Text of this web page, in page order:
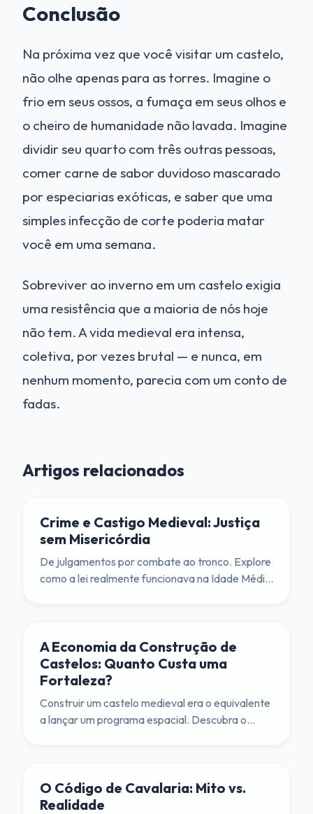
Conclusão
Na próxima vez que você visitar um castelo,
não olhe apenas para as torres. Imagine o
frio em seus ossos, a fumaça em seus olhos e
o cheiro de humanidade não lavada. Imagine
dividir seu quarto com três outras pessoas,
comer carne de sabor duvidoso mascarado
por especiarias exóticas, e saber que uma
simples infecção de corte poderia matar
você em uma semana.
Sobreviver ao inverno em um castelo exigia
uma resistência que a maioria de nós hoje
não tem. A vida medieval era intensa,
coletiva, por vezes brutal — e nunca, em
nenhum momento, parecia com um conto de
fadas.
Artigos relacionados
Crime e Castigo Medieval: Justiça
sem Misericórdia
De julgamentos por combate ao tronco. Explore
como a lei realmente funcionava na Idade Média
A Economia da Construção de
Castelos: Quanto Custa uma
Fortaleza?
Construir um castelo medieval era o equivalente
a lançar um programa espacial. Descubra o
O Código de Cavalaria: Mito vs.
Realidade